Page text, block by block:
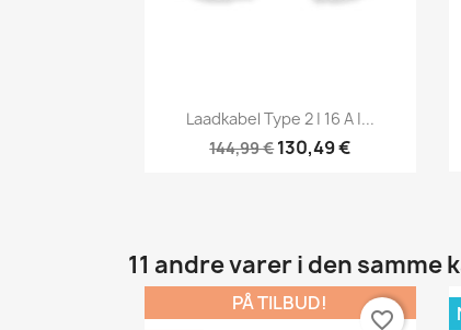
Vis her
Laadkabel Type 2 | 16 A |...
144,99 €130,49 €
11 andre varer i den samme
PÅ TILBUD!
favorite_border